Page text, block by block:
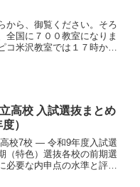
から、御覧ください。そろ
全国に７００教室になりま
コ米沢教室では１７時から
高校 入試選抜まとめ
）
校7校 ― 令和9年度入試選
（特色）選抜各校の前期選
必要な内申点の水準と評価